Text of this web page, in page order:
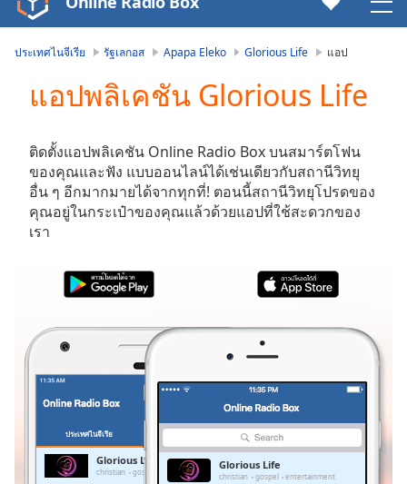
Video
Player
Play
Video
Skip
Backward
Skip
Forward
Mute
Current
Duration-:-
0.00%
Stream
TypeLIVE
Seek to
LIVE
Remaining
ประเทศไนจีเรีย รัฐเลกอส Apapa Eleko Glorious Life แอป
แอปพลิเคชัน Glorious Life
ติดตั้งแอปพลิเคชัน Online Radio Box บนสมาร์ตโฟน
ของคุณและฟัง แบบออนไลน์ได้เช่นเดียวกับสถานีวิทยุ
อื่น ๆ อีกมากมายได้จากทุกที่! ตอนนี้สถานีวิทยุโปรดของ
คุณอยู่ในกระเป๋าของคุณแล้วด้วยแอปที่ใช้สะดวกของ
เรา
ประเทศไนจีเรีย
Glorious Life
christian gospel entertainment
Glorious Life
christian gospel entertainment